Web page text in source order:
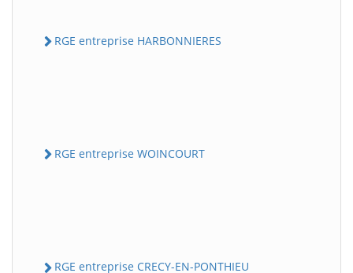
RGE entreprise HARBONNIERES
RGE entreprise WOINCOURT
RGE entreprise CRECY-EN-PONTHIEU